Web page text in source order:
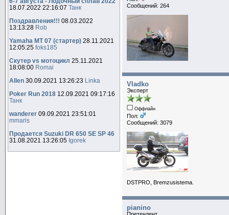
18.07.2022 22:16:07Танк
Поздравления!!! 08.03.2022
13:13:28 Rob
Yamaha MT 07 (стартер) 28.11.2021
12:05:25foks185
Скутер vs мотоцикл25.11.2021
18:08:00 Romai
Allen 30.09.2021 13:26:23
Linka
Poker Run 2018 12.09.2021 09:17:16
Танк
wanderer 09.09.2021 23:51:01
mmaris
Продается Suzuki DR 650 SE SP 46
31.08.2021 13:26:05 Igorek
Сообщений: 264
Vladko
Эксперт
Оффлайн
Пол:
Сообщений: 3079
DSTPRO, Bremzusistema.
pianino